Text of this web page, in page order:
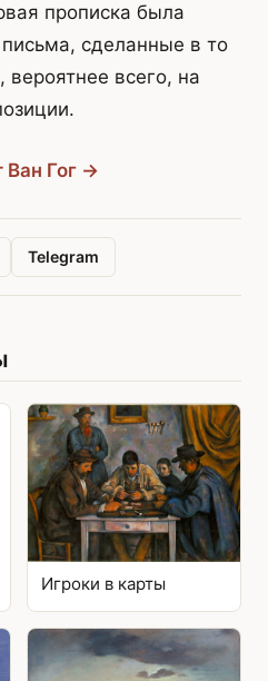
прописка была
сделанные в то
всего, на
Ван Гог →
Telegram
Игроки в карты